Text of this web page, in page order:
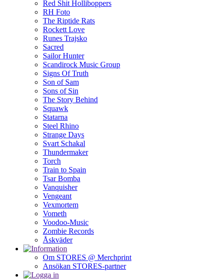
Red Shit Holliboppers
RH Foto
The Riptide Rats
Rockett Love
Runes Trajsko
Sacred
Sailor Hunter
Scandirock Music Group
Signs Of Truth
Son of Sam
Sons of Sin
The Story Behind
Squawk
Statarna
Steel Rhino
Strange Days
Svart Schakal
Thundermaker
Torch
Train to Spain
Tsar Bomba
Vanquisher
Vengeant
Vexmortem
Vometh
Voodoo-Music
Zombie Records
Åskväder
Om STORES @ Merchprint
Ansökan STORES-partner